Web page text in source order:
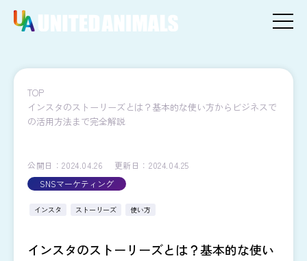
TOP
インスタのストーリーズとは？基本的な使い方からビジネスで
の活用方法まで完全解説
公開日：2024.04.26
更新日：2024.04.25
SNSマーケティング
インスタ ストーリーズ 使い方
インスタのストーリーズとは？基本的な使い